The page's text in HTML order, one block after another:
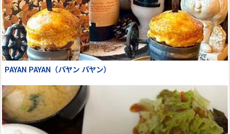
PAYAN PAYAN（パヤン パヤン）